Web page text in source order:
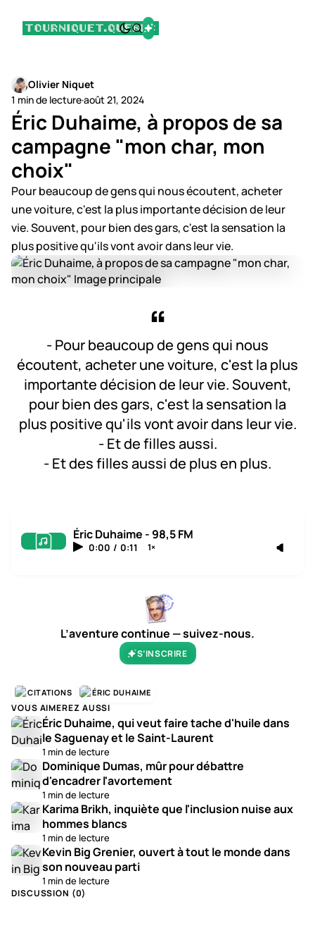
Olivier Niquet
1 min de lecture·août 21, 2024
Éric Duhaime, à propos de sa
campagne "mon char, mon
choix"
Pour beaucoup de gens qui nous écoutent, acheter
une voiture, c'est la plus importante décision de leur
vie. Souvent, pour bien des gars, c'est la sensation la
plus positive qu'ils vont avoir dans leur vie.
- Pour beaucoup de gens qui nous
écoutent, acheter une voiture, c'est la plus
importante décision de leur vie. Souvent,
pour bien des gars, c'est la sensation la
plus positive qu'ils vont avoir dans leur vie.
- Et de filles aussi.
- Et des filles aussi de plus en plus.
Éric Duhaime - 98,5 FM
0:00 / 0:11 1×
L’aventure continue — suivez-nous.
S’INSCRIRE
CITATIONS ÉRIC DUHAIME
VOUS AIMEREZ AUSSI
Éric Duhaime, qui veut faire tache d'huile dans
le Saguenay et le Saint-Laurent
1 min de lecture
Dominique Dumas, mûr pour débattre
d'encadrer l'avortement
1 min de lecture
Karima Brikh, inquiète que l'inclusion nuise aux
hommes blancs
1 min de lecture
Kevin Big Grenier, ouvert à tout le monde dans
son nouveau parti
1 min de lecture
DISCUSSION (0)